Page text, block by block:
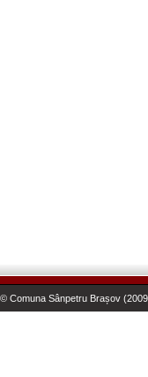
© Comuna Sânpetru Brașov